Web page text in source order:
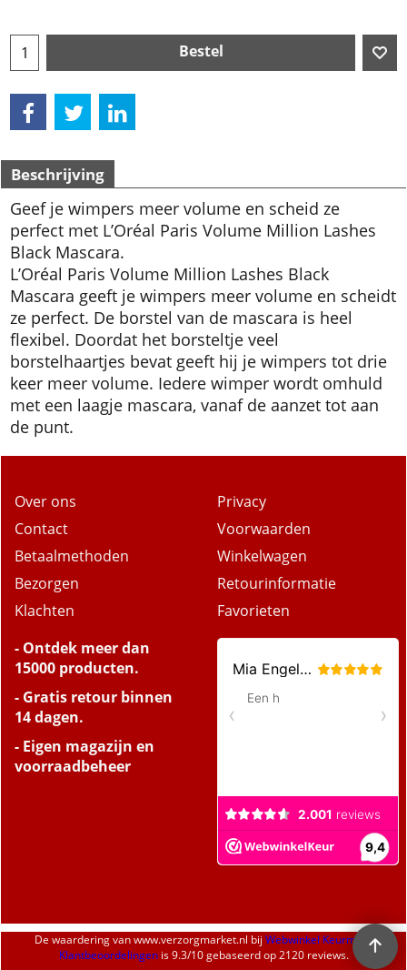
Bestel
Beschrijving
Geef je wimpers meer volume en scheid ze
perfect met L’Oréal Paris Volume Million Lashes
Black Mascara.
L’Oréal Paris Volume Million Lashes Black
Mascara geeft je wimpers meer volume en scheidt
ze perfect. De borstel van de mascara is heel
flexibel. Doordat het borsteltje veel
borstelhaartjes bevat geeft hij je wimpers tot drie
keer meer volume. Iedere wimper wordt omhuld
met een laagje mascara, vanaf de aanzet tot aan
de punt.
Over ons
Contact
Betaalmethoden
Bezorgen
Klachten
Privacy
Voorwaarden
Winkelwagen
Retourinformatie
Favorieten
- Ontdek meer dan
15000 producten.
- Gratis retour binnen
14 dagen.
- Eigen magazijn en
voorraadbeheer
De waardering vanwww.verzorgmarket.nl bij Webwinkel Keurmerk
Klantbeoordelingenis9.3/10gebaseerd op 2120 reviews.